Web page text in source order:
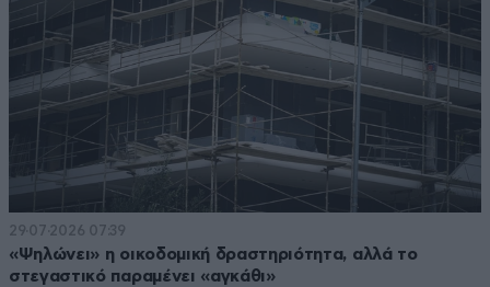
29·07·2026 07:39
«Ψηλώνει» η οικοδομική δραστηριότητα, αλλά το
στεγαστικό παραμένει «αγκάθι»